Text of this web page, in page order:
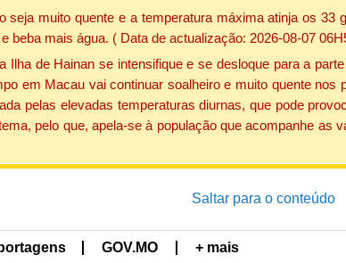
muito quente e a temperatura máxima atinja os 33
mais água. ( Data de actualização: 2026-08-07
de Hainan se intensifique e se desloque para a
em Macau vai continuar soalheiro e muito quente nos
pelas elevadas temperaturas diurnas, que pode
pelo que, apela-se à população que acompanhe as
Saltar para o conteúdo
GOV.MO + mais